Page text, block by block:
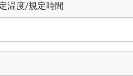
温度/規定時間